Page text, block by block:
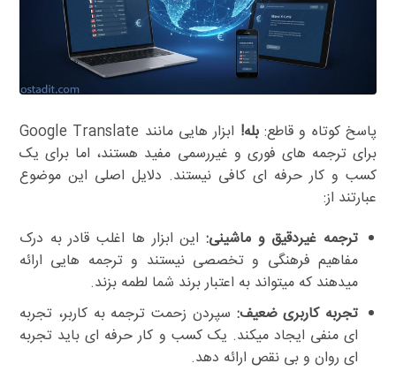
پاسخ کوتاه و قاطع:بله!
ابزار هایی مانند Google Translate
برای ترجمه های فوری و غیررسمی مفید هستند، اما برای یک
کسب و کار حرفه ای کافی نیستند. دلایل اصلی این موضوع
عبارتند از:
ترجمه غیردقیق و ماشینی:این ابزار ها اغلب قادر به درک
مفاهیم فرهنگی و تخصصی نیستند و ترجمه هایی ارائه
میدهند که میتواند به اعتبار برند شما لطمه بزند.
تجربه کاربری ضعیف: سپردن زحمت ترجمه به کاربر، تجربه
ای منفی ایجاد میکند. یک کسب و کار حرفه ای باید تجربه
ای روان و بی نقص ارائه دهد.